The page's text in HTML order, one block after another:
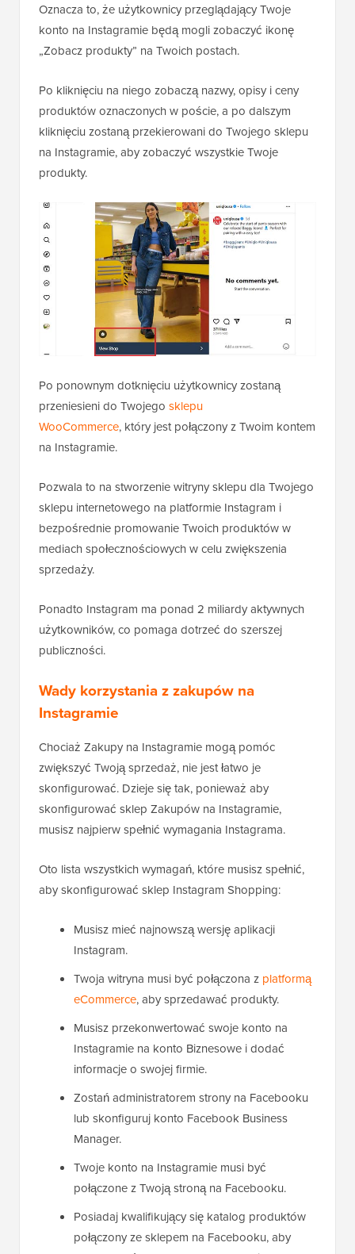
Oznacza to, że użytkownicy przeglądający Twoje
konto na Instagramie będą mogli zobaczyć ikonę
„Zobacz produkty” na Twoich postach.
Po kliknięciu na niego zobaczą nazwy, opisy i ceny
produktów oznaczonych w poście, a po dalszym
kliknięciu zostaną przekierowani do Twojego sklepu
na Instagramie, aby zobaczyć wszystkie Twoje
produkty.
Po ponownym dotknięciu użytkownicy zostaną
przeniesieni do Twojego sklepu
WooCommerce, który jest połączony z Twoim kontem
na Instagramie.
Pozwala to na stworzenie witryny sklepu dla Twojego
sklepu internetowego na platformie Instagram i
bezpośrednie promowanie Twoich produktów w
mediach społecznościowych w celu zwiększenia
sprzedaży.
Ponadto Instagram ma ponad 2 miliardy aktywnych
użytkowników, co pomaga dotrzeć do szerszej
publiczności.
Wady korzystania z zakupów na
Instagramie
Chociaż Zakupy na Instagramie mogą pomóc
zwiększyć Twoją sprzedaż, nie jest łatwo je
skonfigurować. Dzieje się tak, ponieważ aby
skonfigurować sklep Zakupów na Instagramie,
musisz najpierw spełnić wymagania Instagrama.
Oto lista wszystkich wymagań, które musisz spełnić,
aby skonfigurować sklep Instagram Shopping:
Musisz mieć najnowszą wersję aplikacji
Instagram.
Twoja witryna musi być połączona z platformą
eCommerce, aby sprzedawać produkty.
Musisz przekonwertować swoje konto na
Instagramie na konto Biznesowe i dodać
informacje o swojej firmie.
Zostań administratorem strony na Facebooku
lub skonfiguruj konto Facebook Business
Manager.
Twoje konto na Instagramie musi być
połączone z Twoją stroną na Facebooku.
Posiadaj kwalifikujący się katalog produktów
połączony ze sklepem na Facebooku, aby